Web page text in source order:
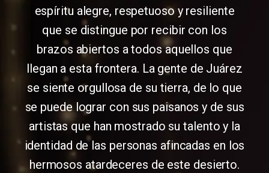
espíritu alegre, respetuoso y resiliente
que se distingue por recibir con los
brazos abiertos a todos aquellos que
llegan a esta frontera. La gente de Juárez
se siente orgullosa de su tierra, de lo que
se puede lograr con sus paisanos y de sus
artistas que han mostrado su talento y la
identidad de las personas afincadas en los
hermosos atardeceres de este desierto.